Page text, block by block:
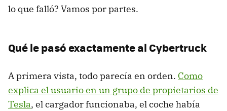
lo que falló? Vamos por partes.
Qué le pasó exactamente al Cybertruck
A primera vista, todo parecía en orden. Como
explica el usuario en un grupo de propietarios de
Tesla, el cargador funcionaba, el coche había